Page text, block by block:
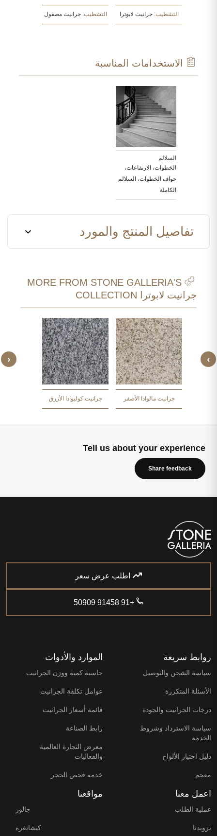
التشطيب:جرانيت لابوترا التشطيب:جرانيت مصقول
الاستخدامات المناسبة
السلالم
الخطوات، الارتفاعات،
حواف الخطوات، السلالم
الكاملة
تفاصيل المنتج والمورد
MORE FROM STONE GALLERIA'S
جرانيت لابوترا COLLECTION
‹
جرانيت مالوادا الأصفر جرانيت كوليوادا الأزرق
›
Tell us about your experience
Share feedback
اطلب عرض سعر
+91 91458 50909
روابط سريعة
سياسة الشحن والتوصيل
الأسئلة المتكررة
درجات الجرانيت والجودة
سياسة الاسترداد وشروط
الخدمة
دليل اختيار الألواح
معجم
الموارد والأدوات
حاسبة كمية ووزن الجرانيت
عوامل تكلفة الجرانيت
قائمة أسعار الجرانيت
رابط الصناعة
معرض التجارة العالمية
والفعاليات
خدمة فحص الحجر
اعمل معنا
عملية الطلب
تزويدنا
مواقعنا
جالور
كيشانغره